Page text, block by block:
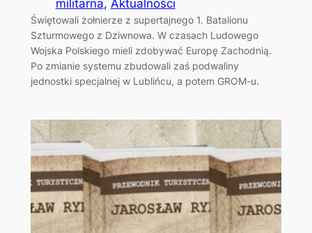
militarna, Aktualności
Świętowali żołnierze z supertajnego 1. Batalionu
Szturmowego z Dziwnowa. W czasach Ludowego
Wojska Polskiego mieli zdobywać Europę Zachodnią.
Po zmianie systemu zbudowali zaś podwaliny
jednostki specjalnej w Lublińcu, a potem GROM-u.